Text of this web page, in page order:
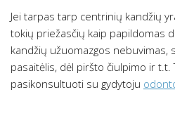
Jei tarpas tarp centrinių kandžių
tokių priežasčių kaip papildomas
kandžių užuomazgos nebuvimas,
pasaitėlis, dėl piršto čiulpimo ir t.t.
pasikonsultuoti su gydytoju